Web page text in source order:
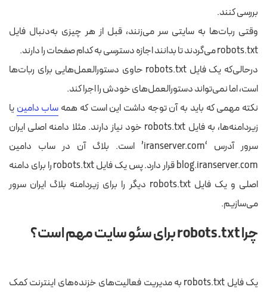
بررسی کنند.
وقتی ربات‌ها به سایتی سر می‌زنند، قبل از هر چیزی به‌دنبال فایل
robots.txt می‌گردند تا بدانند اجازه دسترسی به کدام صفحات را دارند.
درحالی‌که یک فایل robots.txt حاوی دستورالعمل‌هایی برای ربات‌ها
است، اما نمی‌تواند دستورالعمل‌های خودش را اجرا کند.
نکته مهمی که باید به آن توجه داشت این است که همه ساب دامین یا
زیردامنه‌ها، به فایل robots.txt خود نیاز دارند. مثلا دامنه اصلی ایران
سرور آدرس ‘iranserver.com’ است. بلاگ آن در ساب دامین
blog.iranserver.com قرار دارد. پس یک فایل robots.txt را برای دامنه
اصلی و یک فایل robots.txt دیگر را برای زیردامنه بلاگ ایران سرور
می‌سازیم.
چرا robots.txt برای سئو سایت مهم است؟
یک فایل robots.txt به مدیریت فعالیت‌های خزنده‌های اینترنت کمک